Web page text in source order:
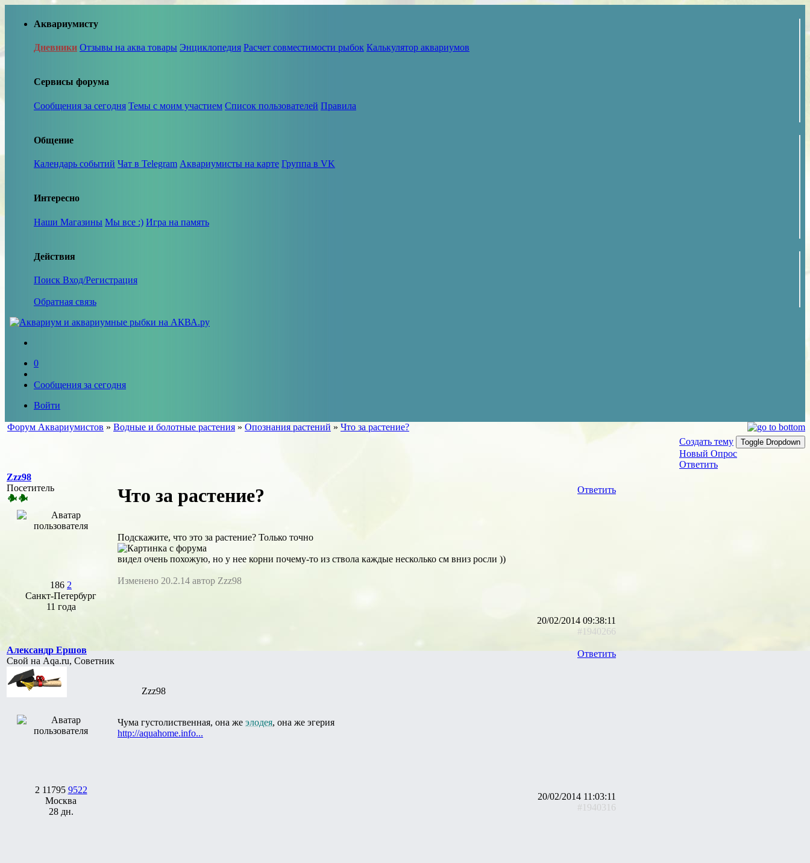
Аквариумисту
Дневники Отзывы на аква товары Энциклопедия Расчет совместимости рыбок Калькулятор аквариумов
Сервисы форума
Сообщения за сегодня Темы с моим участием Список пользователей Правила
Общение
Календарь событий Чат в Telegram Аквариумисты на карте Группа в VK
Интересно
Наши Магазины Мы все :) Игра на память
Действия
Поиск Вход/Регистрация
Обратная связь
0
Сообщения за сегодня
Войти
Форум Аквариумистов » Водные и болотные растения » Опознания растений » Что за растение?
Создать тему
Toggle Dropdown
Новый Опрос
Ответить
Zzz98
Посетитель
186 2
Санкт-Петербург
11 года
Ответить
Что за растение?
Подскажите, что это за растение? Только точно
видел очень похожую, но у нее корни почему-то из ствола каждые несколько см вниз росли ))
Изменено 20.2.14 автор Zzz98
20/02/2014 09:38:11
#1940266
Александр Ершов
Свой на Aqa.ru, Советник
2 11795 9522
Москва
28 дн.
Ответить
Zzz98
Чума густолиственная, она же элодея, она же эгерия
http://aquahome.info...
20/02/2014 11:03:11
#1940316